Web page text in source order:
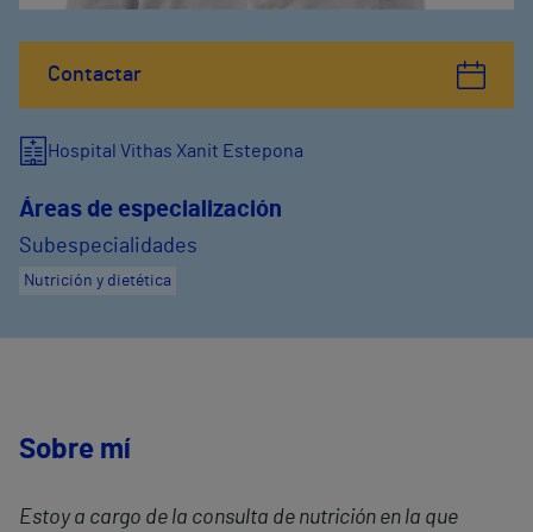
Contactar
Hospital Vithas Xanit Estepona
Áreas de especialización
Subespecialidades
Nutrición y dietética
Sobre mí
Estoy a cargo de la consulta de nutrición en la que